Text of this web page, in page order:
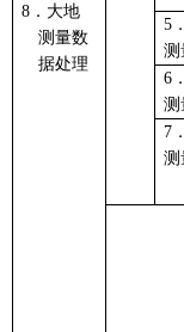
8 ．大地
测量数
据处理
5
测
6
测
7
测